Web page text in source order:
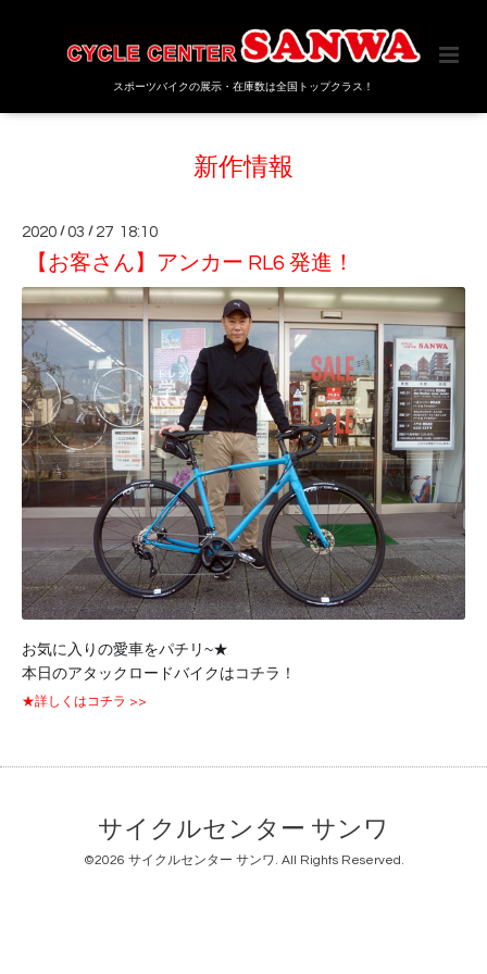
スポーツバイクの展示・在庫数は全国トップクラス！
新作情報
2020 /03 / 27 18:10
【お客さん】アンカー RL6 発進！
お気に入りの愛車をパチリ~★
本日のアタックロードバイクはコチラ！
★詳しくはコチラ >>
サイクルセンター サンワ
©2026 サイクルセンター サンワ. All Rights Reserved.